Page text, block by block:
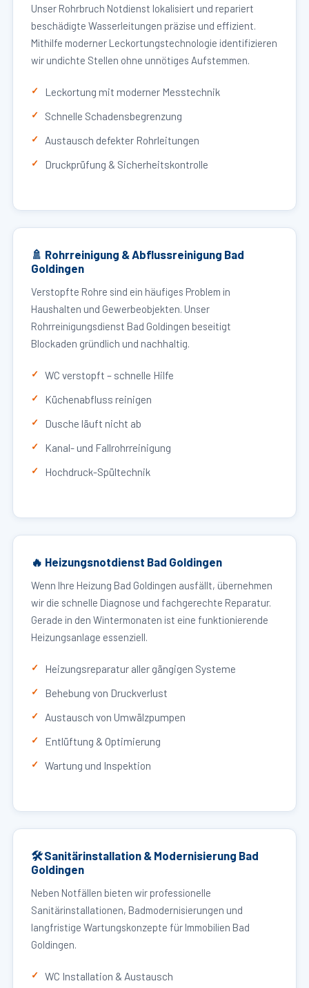
Unser Rohrbruch Notdienst lokalisiert und repariert
beschädigte Wasserleitungen präzise und effizient.
Mithilfe moderner Leckortungstechnologie identifizieren
wir undichte Stellen ohne unnötiges Aufstemmen.
Leckortung mit moderner Messtechnik
Schnelle Schadensbegrenzung
Austausch defekter Rohrleitungen
Druckprüfung & Sicherheitskontrolle
🚿 Rohrreinigung & Abflussreinigung Bad
Goldingen
Verstopfte Rohre sind ein häufiges Problem in
Haushalten und Gewerbeobjekten. Unser
Rohrreinigungsdienst Bad Goldingen beseitigt
Blockaden gründlich und nachhaltig.
WC verstopft – schnelle Hilfe
Küchenabfluss reinigen
Dusche läuft nicht ab
Kanal- und Fallrohrreinigung
Hochdruck-Spültechnik
🔥 Heizungsnotdienst Bad Goldingen
Wenn Ihre Heizung Bad Goldingen ausfällt, übernehmen
wir die schnelle Diagnose und fachgerechte Reparatur.
Gerade in den Wintermonaten ist eine funktionierende
Heizungsanlage essenziell.
Heizungsreparatur aller gängigen Systeme
Behebung von Druckverlust
Austausch von Umwälzpumpen
Entlüftung & Optimierung
Wartung und Inspektion
🛠 Sanitärinstallation & Modernisierung Bad
Goldingen
Neben Notfällen bieten wir professionelle
Sanitärinstallationen, Badmodernisierungen und
langfristige Wartungskonzepte für Immobilien Bad
Goldingen.
WC Installation & Austausch